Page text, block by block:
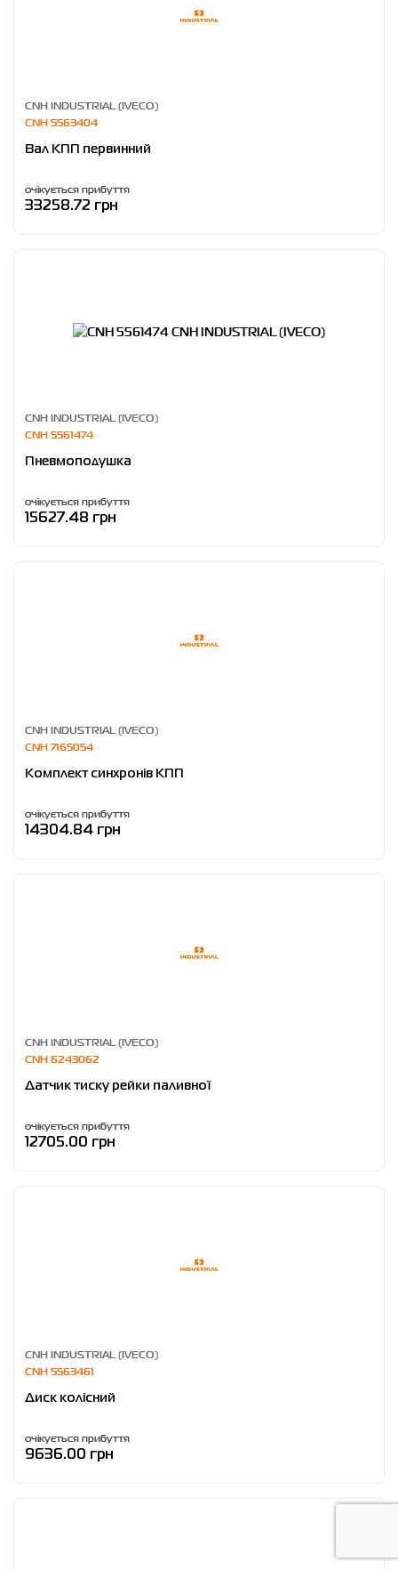
CNH INDUSTRIAL (IVECO)
CNH 5563404
Вал КПП первинний
очікується прибуття
33258.72 грн
CNH INDUSTRIAL (IVECO)
CNH 5561474
Пневмоподушка
очікується прибуття
15627.48 грн
CNH INDUSTRIAL (IVECO)
CNH 7165054
Комплект синхронів КПП
очікується прибуття
14304.84 грн
CNH INDUSTRIAL (IVECO)
CNH 6243062
Датчик тиску рейки паливної
очікується прибуття
12705.00 грн
CNH INDUSTRIAL (IVECO)
CNH 5563461
Диск колісний
очікується прибуття
9636.00 грн